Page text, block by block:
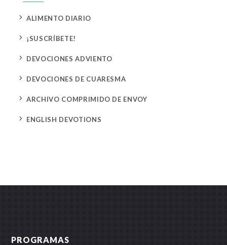
5 ALIMENTO DIARIO
5 ¡SUSCRÍBETE!
5 DEVOCIONES ADVIENTO
5 DEVOCIONES DE CUARESMA
5 ARCHIVO COMPRIMIDO DE ENVOY
5 ENGLISH DEVOTIONS
PROGRAMAS